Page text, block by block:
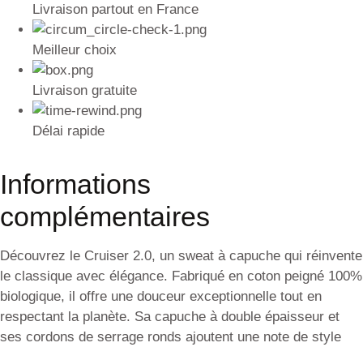
Livraison partout en France
Meilleur choix
Livraison gratuite
Délai rapide
Informations
complémentaires
Découvrez le Cruiser 2.0, un sweat à capuche qui réinvente
le classique avec élégance. Fabriqué en coton peigné 100%
biologique, il offre une douceur exceptionnelle tout en
respectant la planète. Sa capuche à double épaisseur et
ses cordons de serrage ronds ajoutent une note de style